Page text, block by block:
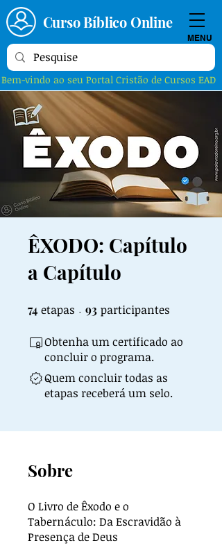
Curso Bíblico Online
MENU
Bem-vindo ao seu Portal Cristão de Cursos EAD
ÊXODO: Capítulo
a Capítulo
74 etapas 93 participantes
Obtenha um certificado ao
concluir o programa.
Quem concluir todas as
etapas receberá um selo.
Sobre
O Livro de Êxodo e o
Tabernáculo: Da Escravidão à
Presença de Deus